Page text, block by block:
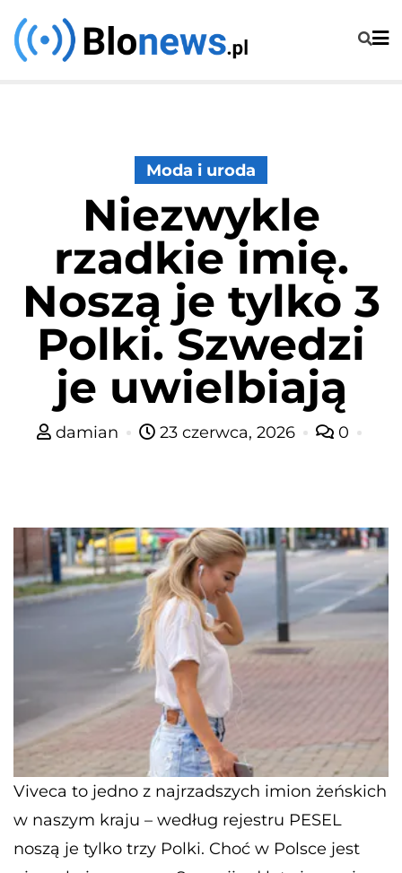
Skip
to
Moda i uroda
Niezwykle
rzadkie imię.
Noszą je tylko 3
Polki. Szwedzi
je uwielbiają
damian 23 czerwca, 2026 0
Viveca to jedno z najrzadszych imion żeńskich
w naszym kraju – według rejestru PESEL
noszą je tylko trzy Polki. Choć w Polsce jest